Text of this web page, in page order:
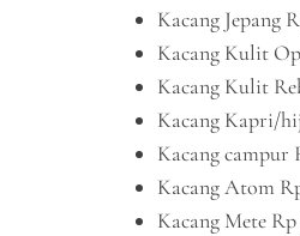
Kacang Jepang
Kacang Kulit
Kacang Kulit
Kacang Kapri/
Kacang campur
Kacang Atom
Kacang Mete